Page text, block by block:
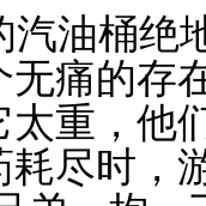
油桶绝
痛的存
重，他
尽时，